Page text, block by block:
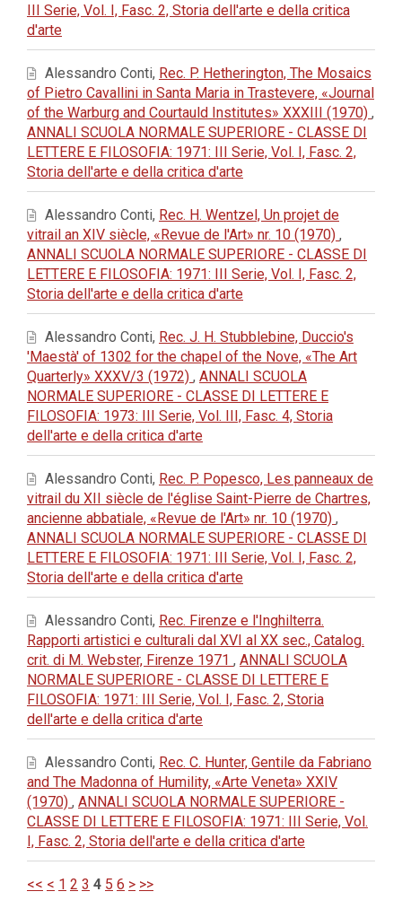
III Serie, Vol. I, Fasc. 2, Storia dell'arte e della critica
d'arte
Alessandro Conti, Rec. P. Hetherington, The Mosaics
of Pietro Cavallini in Santa Maria in Trastevere, «Journal
of the Warburg and Courtauld Institutes» XXXIII (1970) ,
ANNALI SCUOLA NORMALE SUPERIORE - CLASSE DI
LETTERE E FILOSOFIA: 1971: III Serie, Vol. I, Fasc. 2,
Storia dell'arte e della critica d'arte
Alessandro Conti, Rec. H. Wentzel, Un projet de
vitrail an XIV siècle, «Revue de l'Art» nr. 10 (1970) ,
ANNALI SCUOLA NORMALE SUPERIORE - CLASSE DI
LETTERE E FILOSOFIA: 1971: III Serie, Vol. I, Fasc. 2,
Storia dell'arte e della critica d'arte
Alessandro Conti, Rec. J. H. Stubblebine, Duccio's
'Maestà' of 1302 for the chapel of the Nove, «The Art
Quarterly» XXXV/3 (1972) , ANNALI SCUOLA
NORMALE SUPERIORE - CLASSE DI LETTERE E
FILOSOFIA: 1973: III Serie, Vol. III, Fasc. 4, Storia
dell'arte e della critica d'arte
Alessandro Conti, Rec. P. Popesco, Les panneaux de
vitrail du XII siècle de l'église Saint-Pierre de Chartres,
ancienne abbatiale, «Revue de l'Art» nr. 10 (1970) ,
ANNALI SCUOLA NORMALE SUPERIORE - CLASSE DI
LETTERE E FILOSOFIA: 1971: III Serie, Vol. I, Fasc. 2,
Storia dell'arte e della critica d'arte
Alessandro Conti, Rec. Firenze e l'Inghilterra.
Rapporti artistici e culturali dal XVI al XX sec., Catalog.
crit. di M. Webster, Firenze 1971 , ANNALI SCUOLA
NORMALE SUPERIORE - CLASSE DI LETTERE E
FILOSOFIA: 1971: III Serie, Vol. I, Fasc. 2, Storia
dell'arte e della critica d'arte
Alessandro Conti, Rec. C. Hunter, Gentile da Fabriano
and The Madonna of Humility, «Arte Veneta» XXIV
(1970) , ANNALI SCUOLA NORMALE SUPERIORE -
CLASSE DI LETTERE E FILOSOFIA: 1971: III Serie, Vol.
I, Fasc. 2, Storia dell'arte e della critica d'arte
<< < 1 2 3 4 5 6 > >>